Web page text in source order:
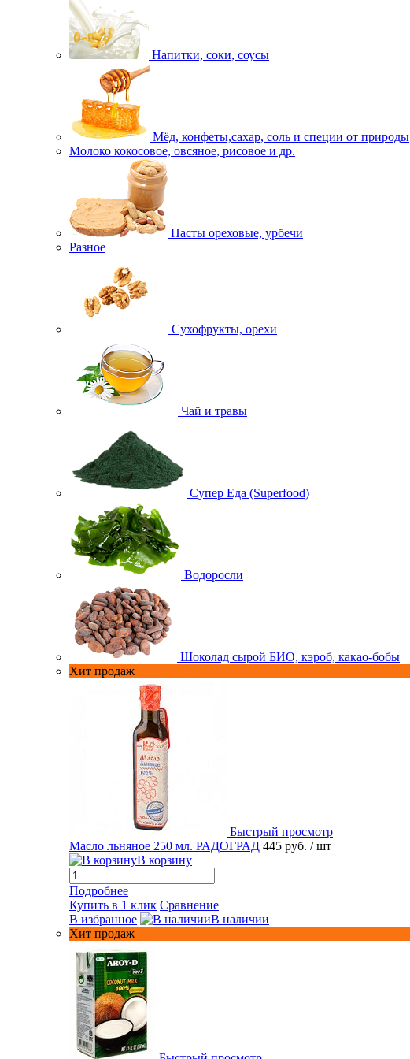
Напитки, соки, соусы
Мёд, конфеты,сахар, соль и специи от природы
Молоко кокосовое, овсяное, рисовое и др.
Пасты ореховые, урбечи
Разное
Сухофрукты, орехи
Чай и травы
Супер Еда (Superfood)
Водоросли
Шоколад сырой БИО, кэроб, какао-бобы
Хит продаж
Быстрый просмотр
Масло льняное 250 мл. РАДОГРАД 445 руб. / шт
В корзину
Подробнее
Купить в 1 клик Сравнение
В избранное
В наличии
Хит продаж